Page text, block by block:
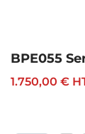
BPE055
1.750,00 €